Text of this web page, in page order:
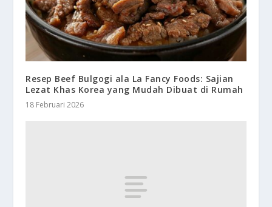
Resep Beef Bulgogi ala La Fancy Foods: Sajian
Lezat Khas Korea yang Mudah Dibuat di Rumah
18 Februari 2026